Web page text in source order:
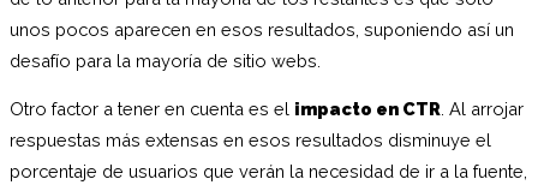
unos pocos aparecen en esos resultados, suponiendo así un
desafío para la mayoría de sitio webs.
Otro factor a tener en cuenta es el impacto en CTR. Al arrojar
respuestas más extensas en esos resultados disminuye el
porcentaje de usuarios que verán la necesidad de ir a la fuente,